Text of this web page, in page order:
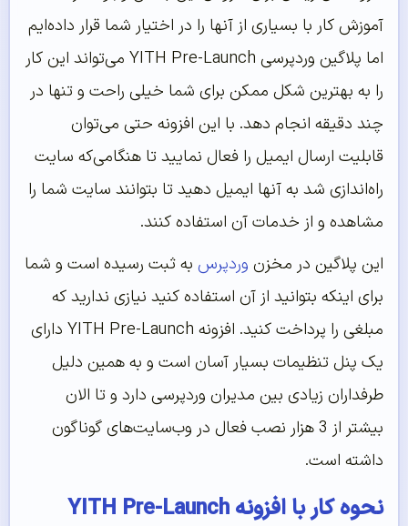
آموزش کار با بسیاری از آنها را در اختیار شما قرار داده‌ایم
اما پلاگین وردپرسی YITH Pre-Launch می‌تواند این کار
را به بهترین شکل ممکن برای شما خیلی راحت و تنها در
چند دقیقه انجام دهد. با این افزونه حتی می‌توان
قابلیت ارسال ایمیل را فعال نمایید تا هنگامی‌که سایت
راه‌اندازی شد به آنها ایمیل دهید تا بتوانند سایت شما را
مشاهده و از خدمات آن استفاده کنند.
این پلاگین در مخزن وردپرس به ثبت رسیده است و شما
برای اینکه بتوانید از آن استفاده کنید نیازی ندارید که
مبلغی را پرداخت کنید. افزونه YITH Pre-Launch دارای
یک پنل تنظیمات بسیار آسان است و به همین دلیل
طرفداران زیادی بین مدیران وردپرسی دارد و تا الان
بیشتر از 3 هزار نصب فعال در وب‌سایت‌های گوناگون
داشته است.
نحوه کار با افزونه YITH Pre-Launch